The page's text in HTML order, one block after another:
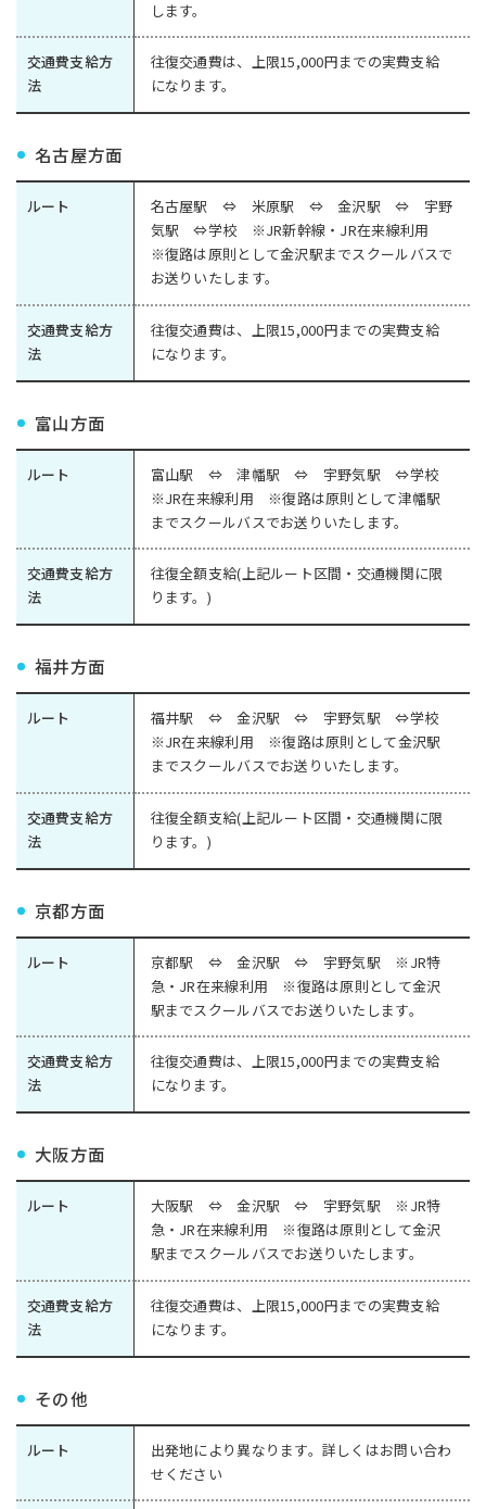
します。
交通費支給方
法
往復交通費は、上限15,000円までの実費支給
になります。
名古屋方面
ルート
名古屋駅 ⇔ 米原駅 ⇔ 金沢駅 ⇔ 宇野
気駅 ⇔学校 ※JR新幹線・JR在来線利用
※復路は原則として金沢駅までスクールバスで
お送りいたします。
交通費支給方
法
往復交通費は、上限15,000円までの実費支給
になります。
富山方面
ルート
富山駅 ⇔ 津幡駅 ⇔ 宇野気駅 ⇔学校
※JR在来線利用 ※復路は原則として津幡駅
までスクールバスでお送りいたします。
交通費支給方
法
往復全額支給(上記ルート区間・交通機関に限
ります。)
福井方面
ルート
福井駅 ⇔ 金沢駅 ⇔ 宇野気駅 ⇔学校
※JR在来線利用 ※復路は原則として金沢駅
までスクールバスでお送りいたします。
交通費支給方
法
往復全額支給(上記ルート区間・交通機関に限
ります。)
京都方面
ルート
京都駅 ⇔ 金沢駅 ⇔ 宇野気駅 ※JR特
急・JR在来線利用 ※復路は原則として金沢
駅までスクールバスでお送りいたします。
交通費支給方
法
往復交通費は、上限15,000円までの実費支給
になります。
大阪方面
ルート
大阪駅 ⇔ 金沢駅 ⇔ 宇野気駅 ※JR特
急・JR在来線利用 ※復路は原則として金沢
駅までスクールバスでお送りいたします。
交通費支給方
法
往復交通費は、上限15,000円までの実費支給
になります。
その他
ルート
出発地により異なります。詳しくはお問い合わ
せください